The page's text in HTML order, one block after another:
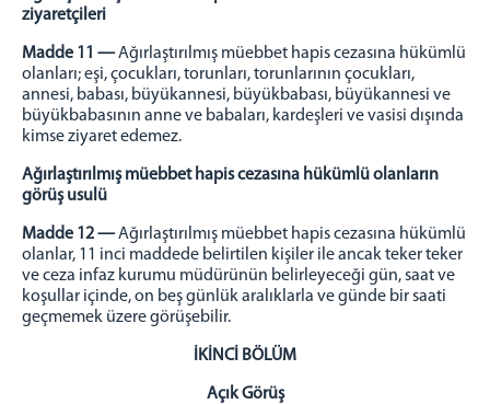
ziyaretçileri
Madde 11 —Ağırlaştırılmış müebbet hapis cezasına hükümlü
olanları; eşi, çocukları, torunları, torunlarının çocukları,
annesi, babası, büyükannesi, büyükbabası, büyükannesi ve
büyükbabasının anne ve babaları, kardeşleri ve vasisi dışında
kimse ziyaret edemez.
Ağırlaştırılmış müebbet hapis cezasına hükümlü olanların
görüş usulü
Madde 12 —Ağırlaştırılmış müebbet hapis cezasına hükümlü
olanlar, 11 inci maddede belirtilen kişiler ile ancak teker teker
ve ceza infaz kurumu müdürünün belirleyeceği gün, saat ve
koşullar içinde, on beş günlük aralıklarla ve günde bir saati
geçmemek üzere görüşebilir.
İKİNCİ BÖLÜM
Açık Görüş